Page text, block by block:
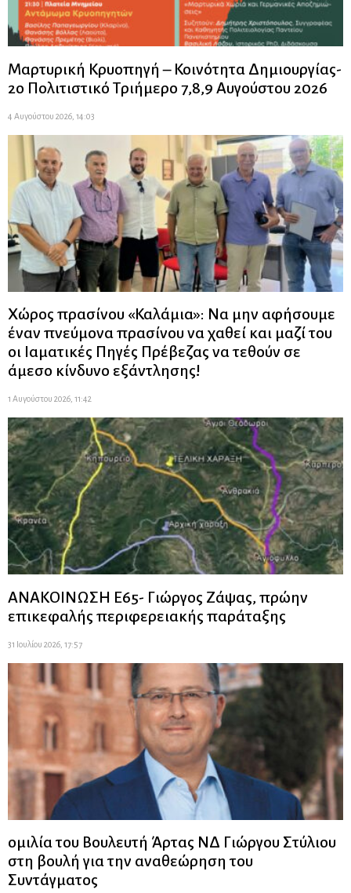
Μαρτυρική Κρυοπηγή – Κοινότητα Δημιουργίας-
2ο Πολιτιστικό Τριήμερο 7,8,9 Αυγούστου 2026
4 Αυγούστου 2026, 14:03
Χώρος πρασίνου «Καλάμια»: Να μην αφήσουμε
έναν πνεύμονα πρασίνου να χαθεί και μαζί του
οι Ιαματικές Πηγές Πρέβεζας να τεθούν σε
άμεσο κίνδυνο εξάντλησης!
1 Αυγούστου 2026, 11:42
ΑΝΑΚΟΙΝΩΣΗ Ε65- Γιώργος Ζάψας, πρώην
επικεφαλής περιφερειακής παράταξης
31 Ιουλίου 2026, 17:57
ομιλία του Βουλευτή Άρτας ΝΔ Γιώργου Στύλιου
στη βουλή για την αναθεώρηση του
Συντάγματος